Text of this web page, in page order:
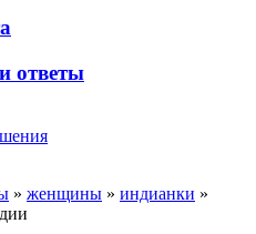
ответы
» женщины » индианки »